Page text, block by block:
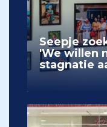
Seepje
'We willen
stagnatie